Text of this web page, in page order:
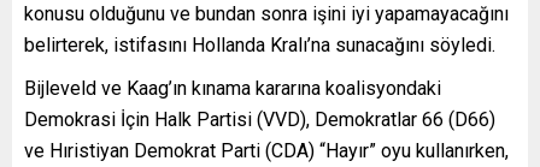
konusu olduğunu ve bundan sonra işini iyi yapamayacağını
belirterek, istifasını Hollanda Kralı’na sunacağını söyledi.
Bijleveld ve Kaag’ın kınama kararına koalisyondaki
Demokrasi İçin Halk Partisi (VVD), Demokratlar 66 (D66)
ve Hıristiyan Demokrat Parti (CDA) “Hayır” oyu kullanırken,